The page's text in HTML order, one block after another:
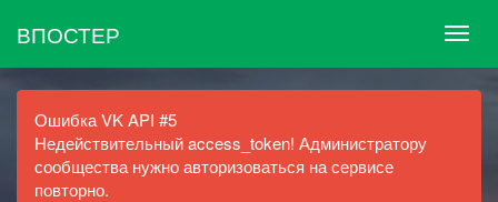
ВПОСТЕР
Ошибка VK API #5
Недействительный access_token! Администратору
сообщества нужно авторизоваться на сервисе
повторно.